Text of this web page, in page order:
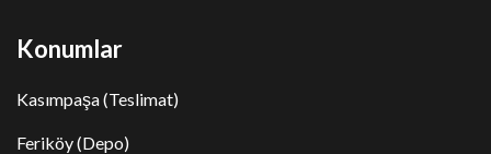
Konumlar
Kasımpaşa (Teslimat)
Feriköy (Depo)